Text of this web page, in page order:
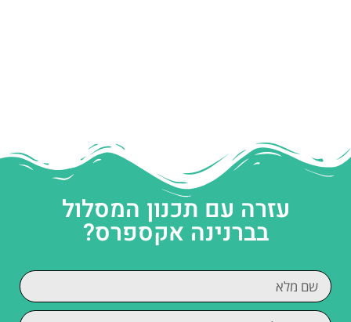
עזרה עם תכנון המסלול
בברנינה אקספרס?